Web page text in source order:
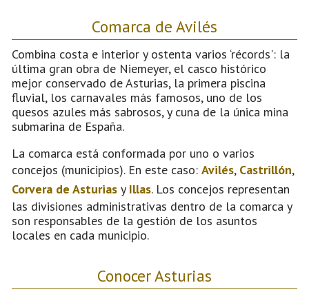
Comarca de Avilés
Combina costa e interior y ostenta varios ‘récords': la
última gran obra de Niemeyer, el casco histórico
mejor conservado de Asturias, la primera piscina
fluvial, los carnavales más famosos, uno de los
quesos azules más sabrosos, y cuna de la única mina
submarina de España.
La comarca está conformada por uno o varios
concejos (municipios). En este caso: Avilés, Castrillón,
Corvera de Asturias y Illas. Los concejos representan
las divisiones administrativas dentro de la comarca y
son responsables de la gestión de los asuntos
locales en cada municipio.
Conocer Asturias